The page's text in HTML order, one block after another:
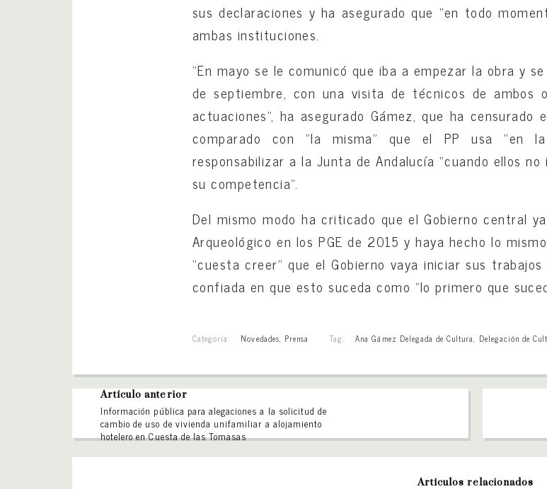
sus declaraciones y ha asegurado que “en todo
ambas instituciones.
“En mayo se le comunicó que iba a empezar la obra y
de septiembre, con una visita de técnicos de ambos
actuaciones”, ha asegurado Gámez, que ha censurado
comparado con “la misma” que el PP usa “en
responsabilizar a la Junta de Andalucía “cuando ellos
su competencia”.
Del mismo modo ha criticado que el Gobierno central
Arqueológico en los PGE de 2015 y haya hecho lo
“cuesta creer” que el Gobierno vaya iniciar sus
confiada en que esto suceda como “lo primero que
Categoría: Novedades, Prensa Tag: Ana Gámez Delegada de Cultura, Delegación de
Artículo anterior
Información pública para alegaciones a la solicitud de
cambio de uso de vivienda unifamiliar a alojamiento
hotelero en Cuesta de las Tomasas
Artículos relacionados